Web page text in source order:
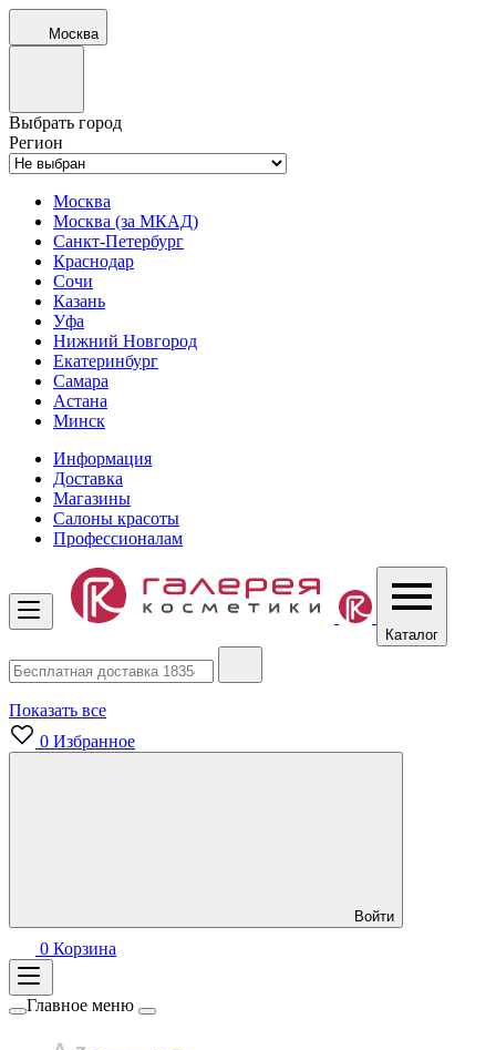
Москва
Выбрать город
Регион
Москва
Москва (за МКАД)
Санкт-Петербург
Краснодар
Сочи
Казань
Уфа
Нижний Новгород
Екатеринбург
Самара
Астана
Минск
Информация
Доставка
Магазины
Салоны красоты
Профессионалам
Каталог
Показать все
0 Избранное
Войти
0 Корзина
Главное меню